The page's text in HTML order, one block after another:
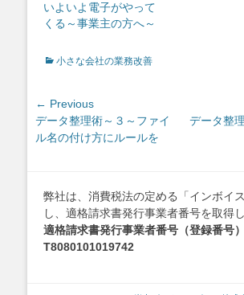
いよいよ電子がやって
くる～事業主の方へ～
Categories
小さな会社の業務改善
投
稿
ナ
ー
シ
ョ
← Previous
Previous
post:
データ整理術～３～ファイ
ル名の付け方にルールを
Next
データ整
弊社は、消費税法の定める「インボイ
し、適格請求書発行事業者番号を取得
適格請求書発行事業者番号（登録番号
T8080101019742